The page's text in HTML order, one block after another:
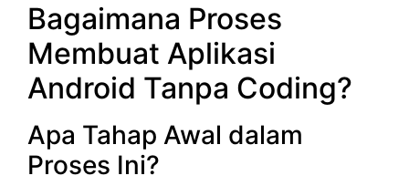
Bagaimana Proses
Membuat Aplikasi
Android Tanpa Coding?
Apa Tahap Awal dalam
Proses Ini?